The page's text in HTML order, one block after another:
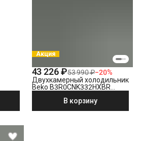
Акция
43 226 ₽53 990 ₽−20%
Двухкамерный холодильник
Beko B3R0CNK332HXBR
В корзину